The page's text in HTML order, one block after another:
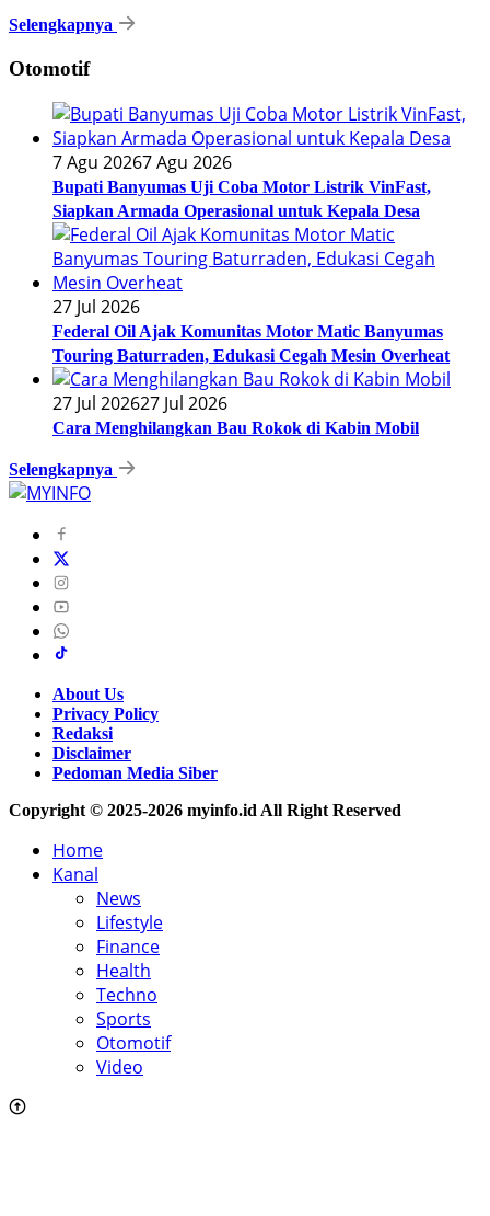
Selengkapnya
Otomotif
7 Agu 20267 Agu 2026
Bupati Banyumas Uji Coba Motor Listrik VinFast,
Siapkan Armada Operasional untuk Kepala Desa
27 Jul 2026
Federal Oil Ajak Komunitas Motor Matic Banyumas
Touring Baturraden, Edukasi Cegah Mesin Overheat
27 Jul 202627 Jul 2026
Cara Menghilangkan Bau Rokok di Kabin Mobil
Selengkapnya
About Us
Privacy Policy
Redaksi
Disclaimer
Pedoman Media Siber
Copyright © 2025-2026 myinfo.id All Right Reserved
Home
Kanal
News
Lifestyle
Finance
Health
Techno
Sports
Otomotif
Video